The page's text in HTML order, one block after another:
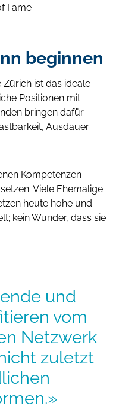
Fame
beginnen
ist das ideale
Positionen mit
bringen dafür
Ausdauer
Kompetenzen
Viele Ehemalige
heute hohe und
kein Wunder, dass sie
und
vom
Netzwerk
zuletzt